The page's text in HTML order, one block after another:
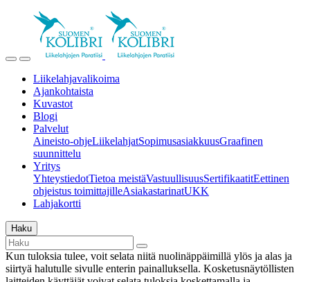
Liikelahjavalikoima
Ajankohtaista
Kuvastot
Blogi
Palvelut
Aineisto-ohjeLiikelahjatSopimusasiakkuusGraafinen
suunnittelu
Yritys
YhteystiedotTietoa meistäVastuullisuusSertifikaatitEettinen
ohjeistus toimittajilleAsiakastarinatUKK
Lahjakortti
Haku
Kun tuloksia tulee, voit selata niitä nuolinäppäimillä ylös ja alas ja
siirtyä halutulle sivulle enterin painalluksella. Kosketusnäytöllisten